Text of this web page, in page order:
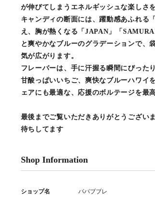
が伸びてしまうエネルギッシュな楽しさ
キャンディの断面には、躍動感あふれる
え、胸が熱くなる「JAPAN」「
と爽やかなブルーのグラデーションで、
気が広がります。
フレーバーは、手に汗握る瞬間にぴった
甘酸っぱいいちご、爽快なブルーハワイ
ェアにも最適な、応援のボルテージを最
最後までご覧いただきありがとうござい
待ちしてます
Shop Information
ショップ名 パパブブレ